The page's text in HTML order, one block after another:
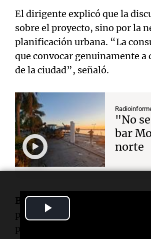
El dirigente explicó que la
sobre el proyecto, sino por la
planificación urbana. “La
que convocar genuinamente
de la ciudad”, señaló.
"No
bar
norte
Blancorecordó además que
plazo vinculados a la
planes estratégicos